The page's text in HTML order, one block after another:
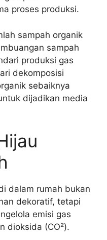
proses produksi.
sampah organik
sampah
produksi gas
dekomposisi
sebaiknya
dijadikan media
dalam rumah bukan
dekoratif, tetapi
emisi gas
dioksida (CO²).